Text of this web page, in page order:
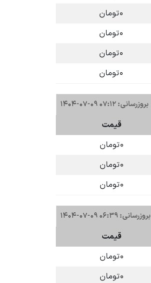
۰تومان
۰تومان
۰تومان
۰تومان
بروزرسانی: ۰۷:۱۲ ۰۹-۰۷-۱۴۰۴
قیمت
۰تومان
۰تومان
۰تومان
بروزرسانی: ۰۶:۳۹ ۰۹-۰۷-۱۴۰۴
قیمت
۰تومان
۰تومان